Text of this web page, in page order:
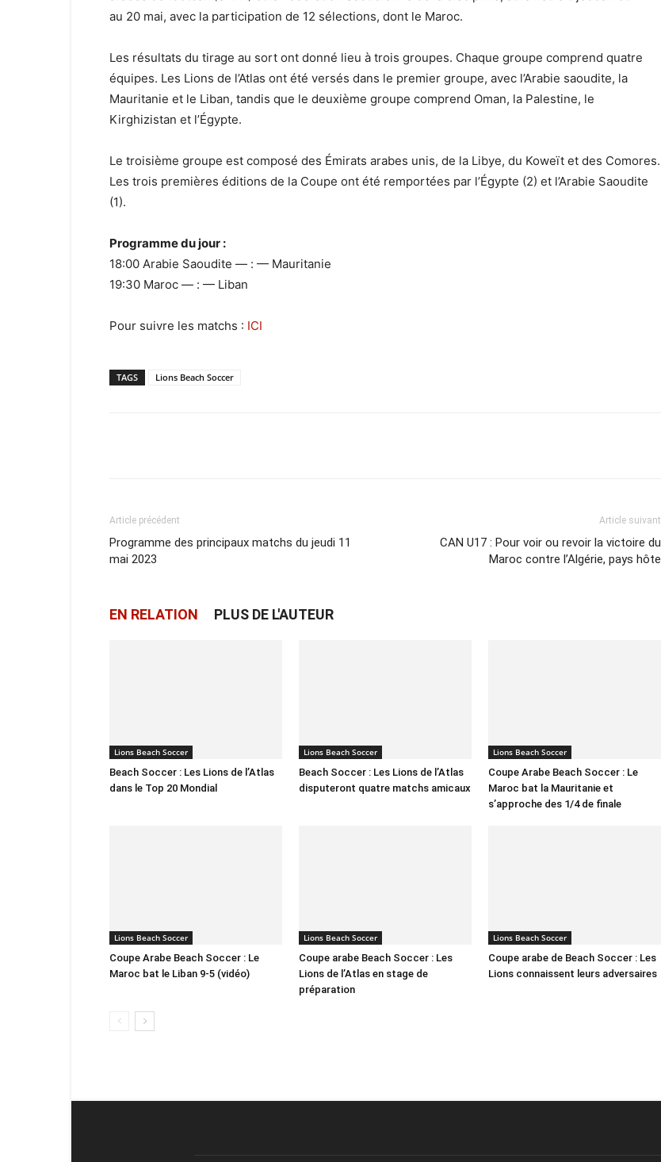
au 20 mai, avec la participation de 12 sélections, dont le Maroc.
Les résultats du tirage au sort ont donné lieu à trois groupes. Chaque groupe comprend quatre
équipes. Les Lions de l’Atlas ont été versés dans le premier groupe, avec l’Arabie saoudite, la
Mauritanie et le Liban, tandis que le deuxième groupe comprend Oman, la Palestine, le
Kirghizistan et l’Égypte.
Le troisième groupe est composé des Émirats arabes unis, de la Libye, du Koweït et des Comores.
Les trois premières éditions de la Coupe ont été remportées par l’Égypte (2) et l’Arabie Saoudite
(1).
Programme du jour :
18:00 Arabie Saoudite — : — Mauritanie
19:30 Maroc — : — Liban
Pour suivre les matchs : ICI
TAGS Lions Beach Soccer
Article précédent
Programme des principaux matchs du jeudi 11
mai 2023
Article suivant
CAN U17 : Pour voir ou revoir la victoire du
Maroc contre l’Algérie, pays hôte
EN RELATION PLUS DE L'AUTEUR
Lions Beach Soccer
Beach Soccer : Les Lions de l’Atlas
dans le Top 20 Mondial
Lions Beach Soccer
Beach Soccer : Les Lions de l’Atlas
disputeront quatre matchs amicaux
Lions Beach Soccer
Coupe Arabe Beach Soccer : Le
Maroc bat la Mauritanie et
s’approche des 1/4 de finale
Lions Beach Soccer
Coupe Arabe Beach Soccer : Le
Maroc bat le Liban 9-5 (vidéo)
Lions Beach Soccer
Coupe arabe Beach Soccer : Les
Lions de l’Atlas en stage de
préparation
Lions Beach Soccer
Coupe arabe de Beach Soccer : Les
Lions connaissent leurs adversaires